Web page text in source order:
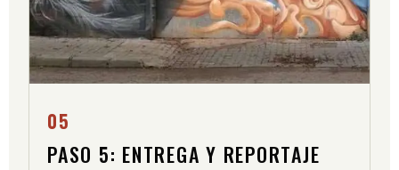
05
PASO 5: ENTREGA Y REPORTAJE